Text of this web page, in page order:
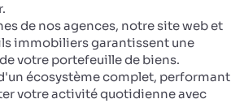
de nos agences, notre site web et
immobiliers garantissent une
votre portefeuille de biens.
écosystème complet, performant
votre activité quotidienne avec